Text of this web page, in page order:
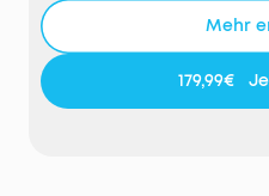
WORLD RECORDS™:
Die
KI-Chip basieren auf 8 Luft-
herausfiltern und
Mehr
179,99€